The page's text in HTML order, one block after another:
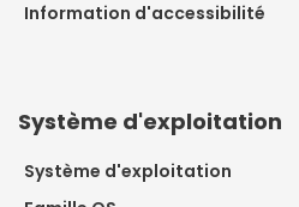
Information d'accessibilité
Système d'exploitation
Système d'exploitation